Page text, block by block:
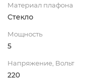
Материал плафона
Стекло
Мощность
5
Напряжение, Вольт
220